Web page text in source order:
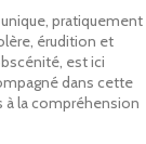
pratiquement
érudition et
est ici
dans cette
à la compréhension